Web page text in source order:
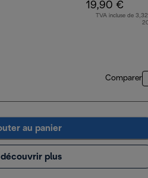
19,90 €
TVA incluse de
Comparer
au panier
découvrir plus